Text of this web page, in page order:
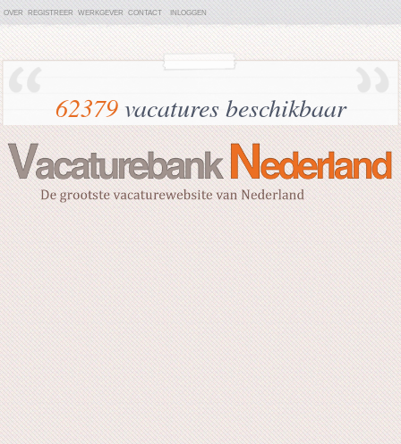
OVER REGISTREER WERKGEVER CONTACT INLOGGEN
62379vacatures beschikbaar